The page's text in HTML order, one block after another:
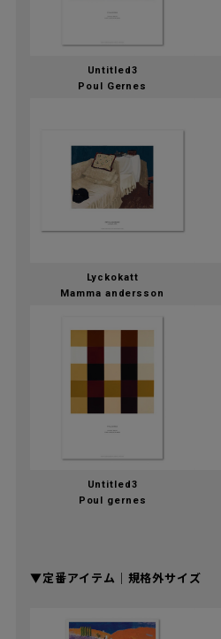
Untitled3
Poul Gernes
Lyckokatt
Mamma andersson
Untitled3
Poul gernes
▼定番アイテム｜規格外サイズ